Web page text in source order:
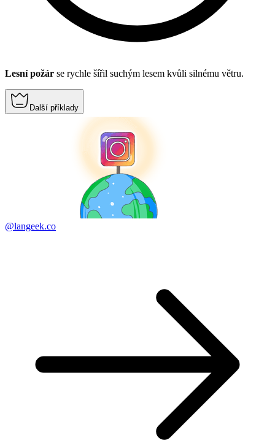
Lesní požár se rychle šířil suchým lesem kvůli silnému větru.
Další příklady
@langeek.co